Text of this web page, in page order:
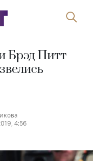
Брэд Питт
4:56